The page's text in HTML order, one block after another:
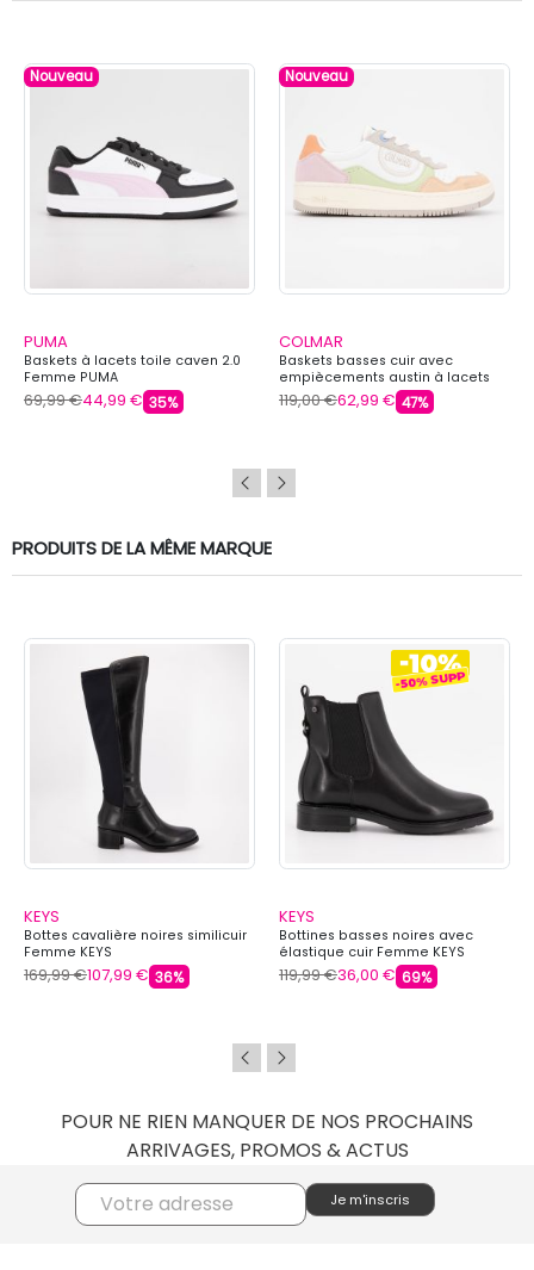
Nouveau
PUMA
Baskets à lacets toile caven 2.0
Femme PUMA
69,99 €44,99 € 35%
Nouveau
COLMAR
Baskets basses cuir avec
empiècements austin à lacets
Femme COLMAR
119,00 €62,99 € 47%
PRODUITS DE LA MÊME MARQUE
KEYS
Bottes cavalière noires similicuir
Femme KEYS
169,99 €107,99 € 36%
KEYS
Bottines basses noires avec
élastique cuir Femme KEYS
119,99 €36,00 € 69%
POUR NE RIEN MANQUER DE NOS PROCHAINS
ARRIVAGES, PROMOS & ACTUS